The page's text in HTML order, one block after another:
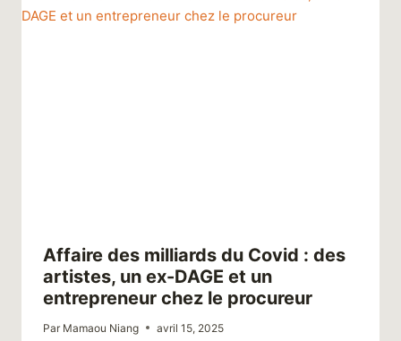
Affaire des milliards du Covid : des
artistes, un ex-DAGE et un
entrepreneur chez le procureur
Par Mamaou Niang avril 15, 2025